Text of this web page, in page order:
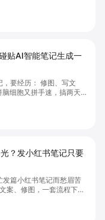
贴AI智能笔记生成一
要经历： 修图、写文
细胞又拼手速，搞两天还
赞寥寥无几。 现在，我们
草系统，直接把门店顾客
0成本写作，0门槛
？发小红书笔记只要
篇小红书笔记而愁眉苦
案、修图，一套流程下
心好累…💔 感觉错过了一
你们安利一个颠覆认知的
发笔记功能！